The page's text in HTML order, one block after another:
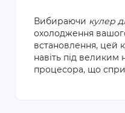
Вибираючи кулер
охолодження
встановлення, цей
навіть під
процесора, що